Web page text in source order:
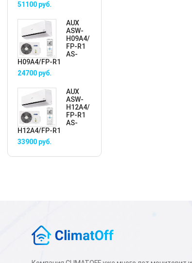
51100 руб.
AUX
ASW-
H09A4/
FP-R1
AS-
H09A4/FP-R1
24700 руб.
AUX
ASW-
H12A4/
FP-R1
AS-
H12A4/FP-R1
33900 руб.